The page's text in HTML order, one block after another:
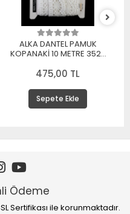
ALKA DANTEL PAMUK
KOPANAKİ 10 METRE 3520
475,00 TL
Sepete Ekle
Ödeme
Sertifikası ile korunmaktadır.